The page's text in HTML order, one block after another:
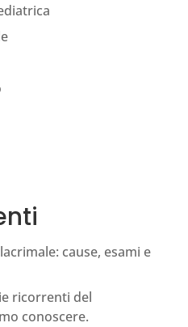
cause, esami e
ricorrenti del
conoscere.